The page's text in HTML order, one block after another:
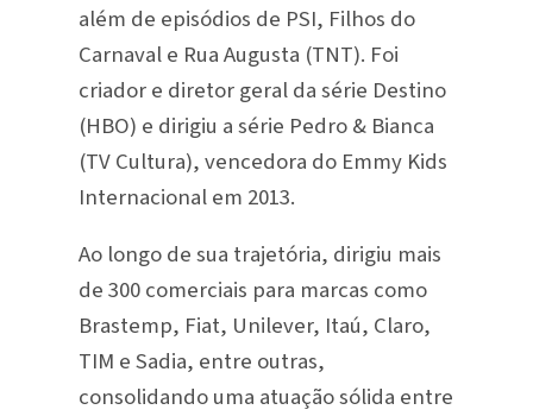
além de episódios de PSI, Filhos do
Carnaval e Rua Augusta (TNT). Foi
criador e diretor geral da série Destino
(HBO) e dirigiu a série Pedro & Bianca
(TV Cultura), vencedora do Emmy Kids
Internacional em 2013.
Ao longo de sua trajetória, dirigiu mais
de 300 comerciais para marcas como
Brastemp, Fiat, Unilever, Itaú, Claro,
TIM e Sadia, entre outras,
consolidando uma atuação sólida entre